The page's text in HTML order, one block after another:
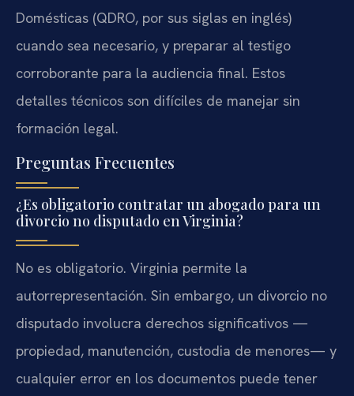
Domésticas (QDRO, por sus siglas en inglés)
cuando sea necesario, y preparar al testigo
corroborante para la audiencia final. Estos
detalles técnicos son difíciles de manejar sin
formación legal.
Preguntas Frecuentes
¿Es obligatorio contratar un abogado para un
divorcio no disputado en Virginia?
No es obligatorio. Virginia permite la
autorrepresentación. Sin embargo, un divorcio no
disputado involucra derechos significativos —
propiedad, manutención, custodia de menores— y
cualquier error en los documentos puede tener